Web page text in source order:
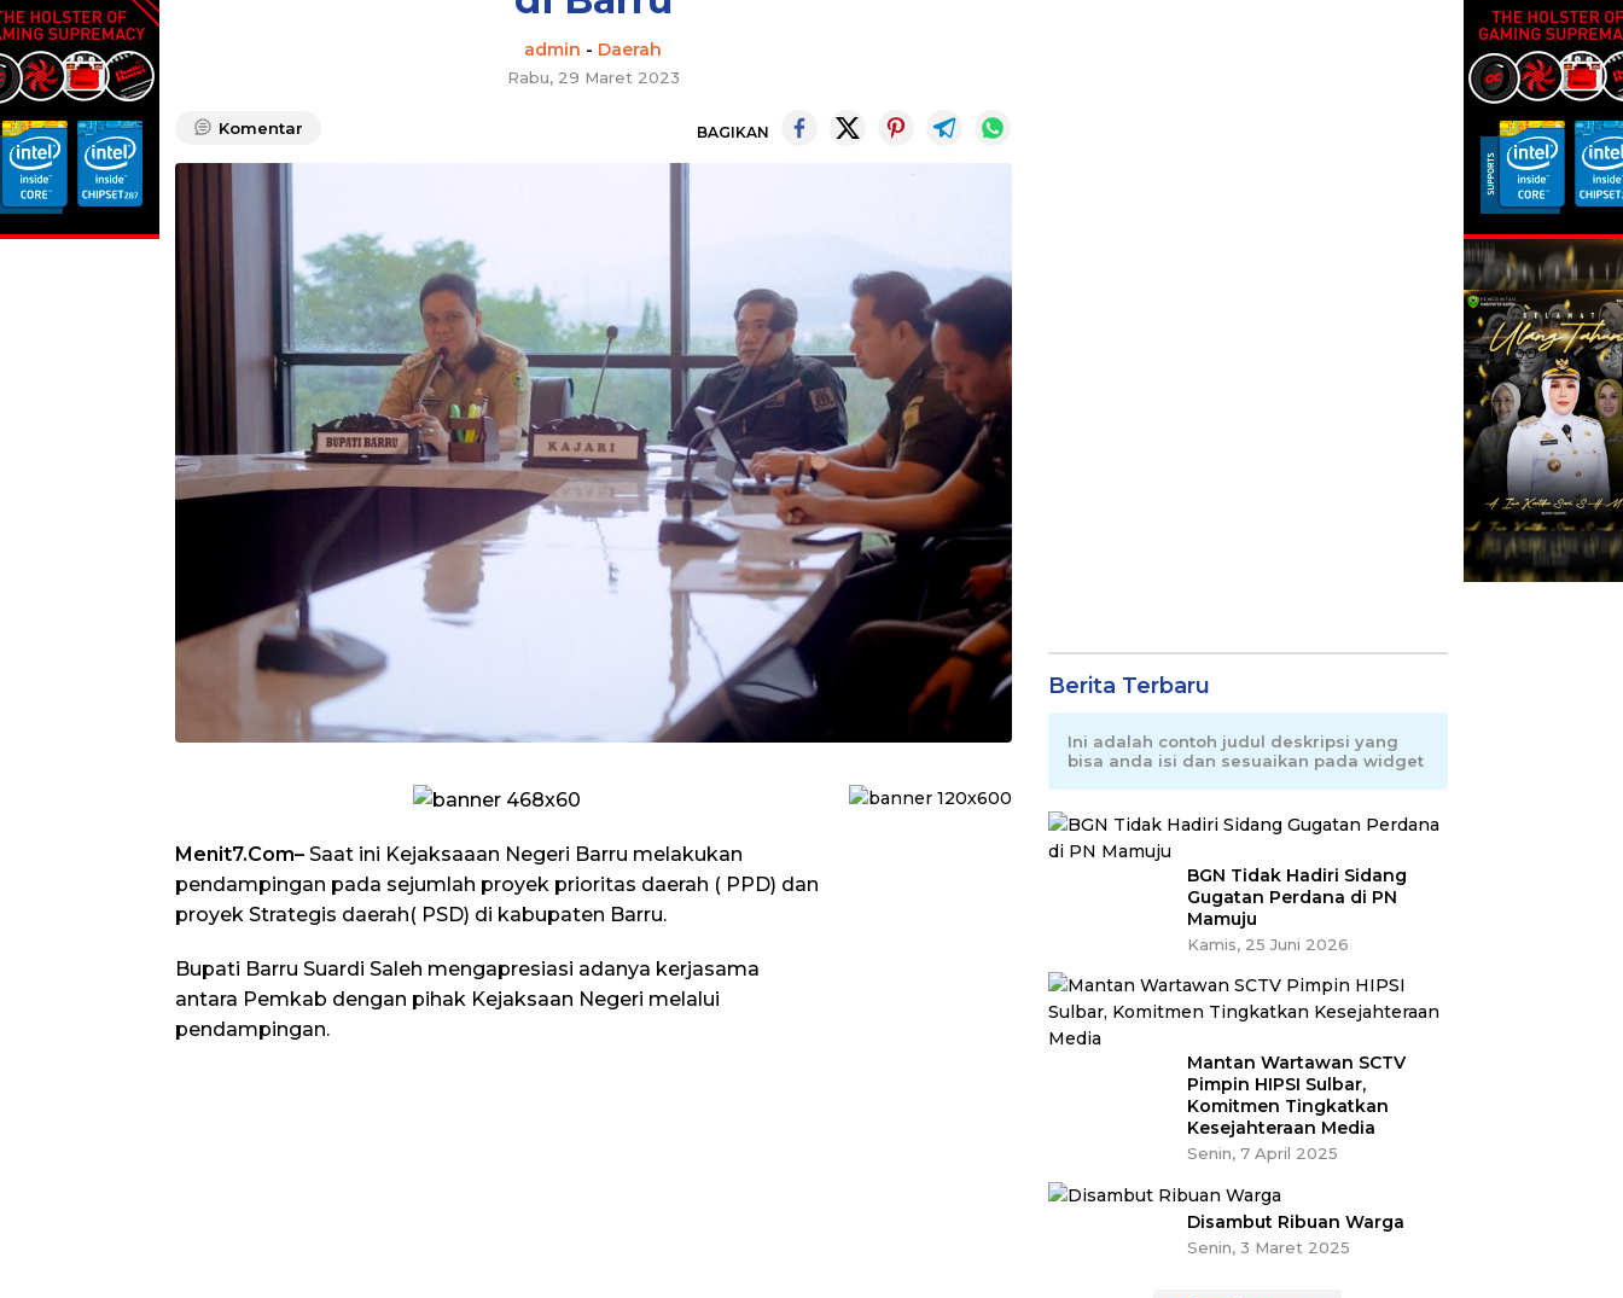
admin - Daerah
Rabu, 29 Maret 2023
Komentar BAGIKAN
Menit7.Com– Saat ini Kejaksaaan Negeri Barru melakukan
pendampingan pada sejumlah proyek prioritas daerah ( PPD) dan
proyek Strategis daerah( PSD) di kabupaten Barru.
Bupati Barru Suardi Saleh mengapresiasi adanya kerjasama
antara Pemkab dengan pihak Kejaksaan Negeri melalui
pendampingan.
Berita Terbaru
Ini adalah contoh judul deskripsi yang
bisa anda isi dan sesuaikan pada widget
BGN Tidak Hadiri Sidang
Gugatan Perdana di PN
Mamuju
Kamis, 25 Juni 2026
Mantan Wartawan SCTV
Pimpin HIPSI Sulbar,
Komitmen Tingkatkan
Kesejahteraan Media
Senin, 7 April 2025
Disambut Ribuan Warga
Senin, 3 Maret 2025